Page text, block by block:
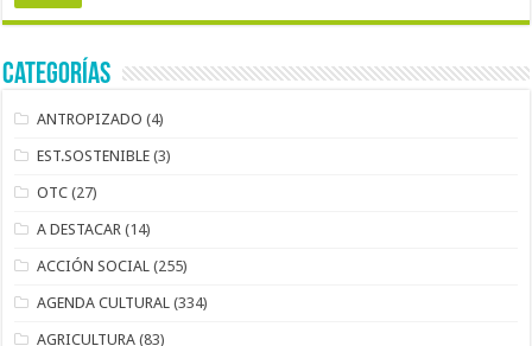
Categorías
ANTROPIZADO (4)
EST.SOSTENIBLE (3)
OTC (27)
A DESTACAR (14)
ACCIÓN SOCIAL (255)
AGENDA CULTURAL (334)
AGRICULTURA (83)